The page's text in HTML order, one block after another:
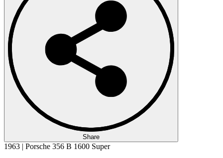
Share
1963 | Porsche 356 B 1600 Super